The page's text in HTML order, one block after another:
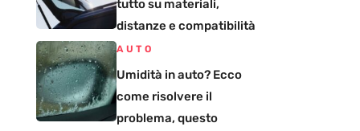
tutto su materiali,
distanze e compatibilità
AUTO
Umidità in auto? Ecco
come risolvere il
problema, questo